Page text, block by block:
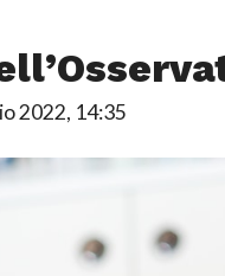
2022, 14:35